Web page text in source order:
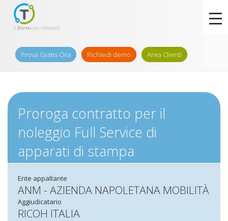
Prova Gratis Ora Richiedi demo Area Clienti
Proroga contratto per il
noleggio Full Service di
apparati di stampa
Ente appaltante
ANM - AZIENDA NAPOLETANA MOBILITÀ
Aggiudicatario
RICOH ITALIA